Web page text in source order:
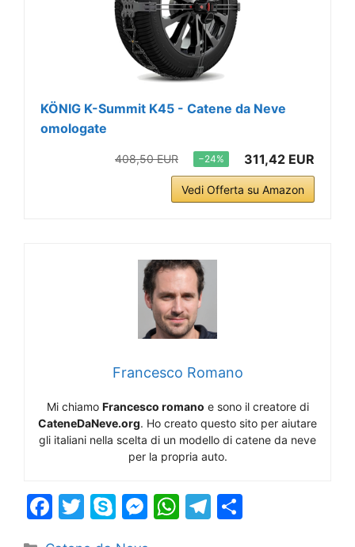
KÖNIG K-Summit K45 - Catene da Neve
omologate
408,50 EUR −24% 311,42 EUR
Vedi Offerta su Amazon
Francesco Romano
Mi chiamo Francesco romano e sono il creatore di
CateneDaNeve.org. Ho creato questo sito per aiutare
gli italiani nella scelta di un modello di catene da neve
per la propria auto.
F
T
S
M W T